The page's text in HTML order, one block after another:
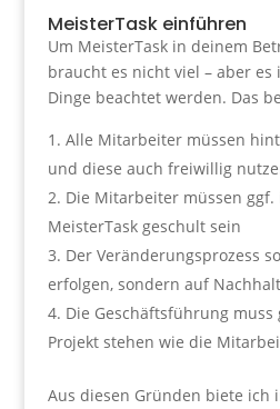
MeisterTask einführen
Um MeisterTask in deinem
braucht es nicht viel – aber es
Dinge beachtet werden. Das
Alle Mitarbeiter müssen
und diese auch freiwillig
Die Mitarbeiter müssen
MeisterTask geschult sein
Der Veränderungsprozess
erfolgen, sondern auf
Die Geschäftsführung
Projekt stehen wie die
Aus diesen Gründen biete ich